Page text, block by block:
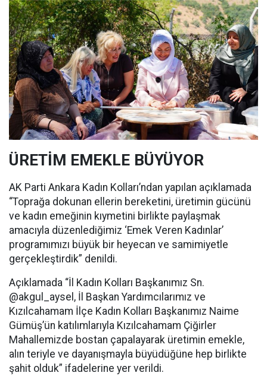
ÜRETİM EMEKLE BÜYÜYOR
AK Parti Ankara Kadın Kolları’ndan yapılan açıklamada
“Toprağa dokunan ellerin bereketini, üretimin gücünü
ve kadın emeğinin kıymetini birlikte paylaşmak
amacıyla düzenlediğimiz ‘Emek Veren Kadınlar’
programımızı büyük bir heyecan ve samimiyetle
gerçekleştirdik” denildi.
Açıklamada “İl Kadın Kolları Başkanımız Sn.
@akgul_aysel, İl Başkan Yardımcılarımız ve
Kızılcahamam İlçe Kadın Kolları Başkanımız Naime
Gümüş’ün katılımlarıyla Kızılcahamam Çiğirler
Mahallemizde bostan çapalayarak üretimin emekle,
alın teriyle ve dayanışmayla büyüdüğüne hep birlikte
şahit olduk” ifadelerine yer verildi.